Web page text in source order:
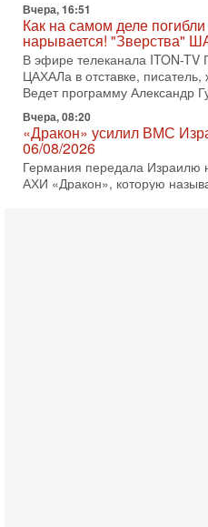
Вчера, 16:51
Как на самом деле
нарывается! "Зверства"
В эфире телеканала ITON-
ЦАХАЛа в отставке,
Ведет программу Александр
Вчера, 08:20
«Дракон» усилил ВМС
06/08/2026
Германия передала Израилю
АХИ «Дракон», которую